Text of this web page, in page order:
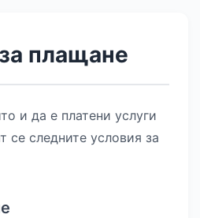
плащане
и да е платени услуги
се следните условия за